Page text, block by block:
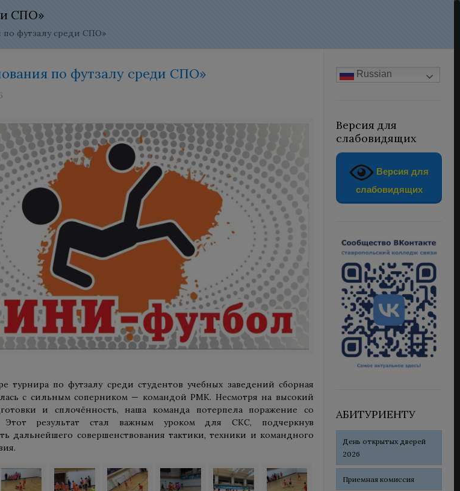
СПО»
по футзалу среди СПО»
по футзалу среди СПО»
турнира по футзалу среди студентов учебных заведений сборная
с сильным соперником — командой РМК. Несмотря на высокий
и сплочённость, наша команда потерпела поражение со
Этот результат стал важным уроком для СКС, подчеркнув
дальнейшего совершенствования тактики, техники и командного
Russian
Версия для
слабовидящих
Версия для
слабовидящих
АБИТУРИЕНТУ
День открытых дверей
2026
Приемная комиссия